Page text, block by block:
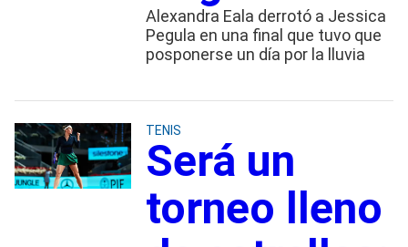
Alexandra Eala derrotó a Jessica
Pegula en una final que tuvo que
posponerse un día por la lluvia
TENIS
Será un
torneo lleno